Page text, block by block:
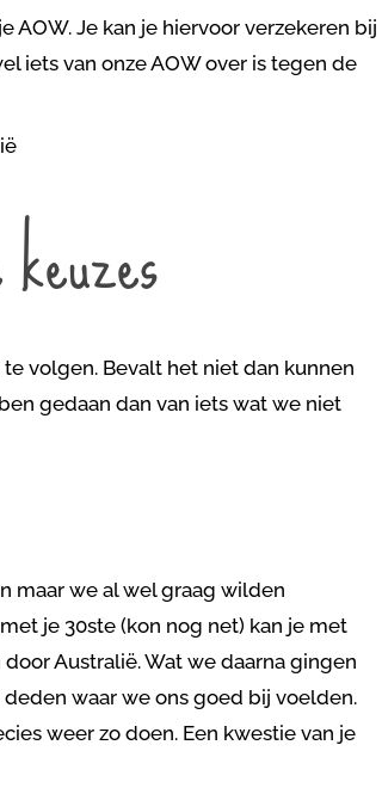
AOW. Je kan je hiervoor verzekeren bij
iets van onze AOW over is tegen de
volgen. Bevalt het niet dan kunnen
gedaan dan van iets wat we niet
maar we al wel graag wilden
je 30ste (kon nog net) kan je met
Australië. Wat we daarna gingen
waar we ons goed bij voelden.
weer zo doen. Een kwestie van je